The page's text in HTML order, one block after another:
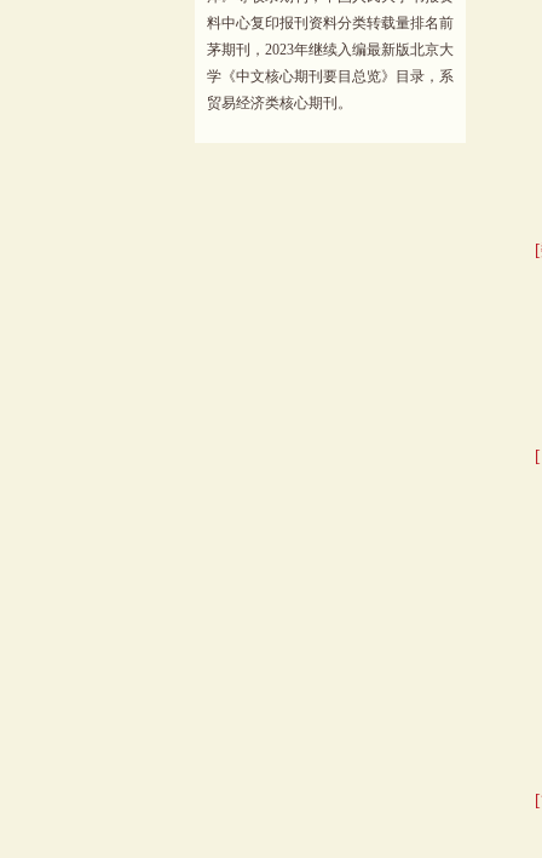
料中心复印报刊资料分类转载量排名前
茅期刊，2023年继续入编最新版北京大
学《中文核心期刊要目总览》目录，系
贸易经济类核心期刊。